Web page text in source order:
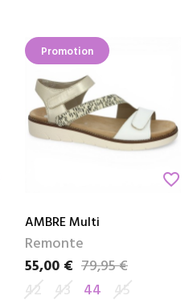
Promotion
favorite_border
AMBRE Multi
Remonte
Prix
55,00 €
Prix de base79,95 €
42 43 44 45